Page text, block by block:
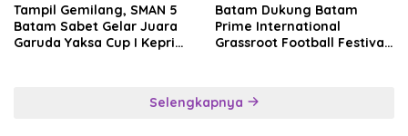
Tampil Gemilang, SMAN 5
Batam Sabet Gelar Juara
Garuda Yaksa Cup I Kepri
Batam Dukung Batam
Prime International
Grassroot Football Festival
Brunei–Malaysia
Selengkapnya